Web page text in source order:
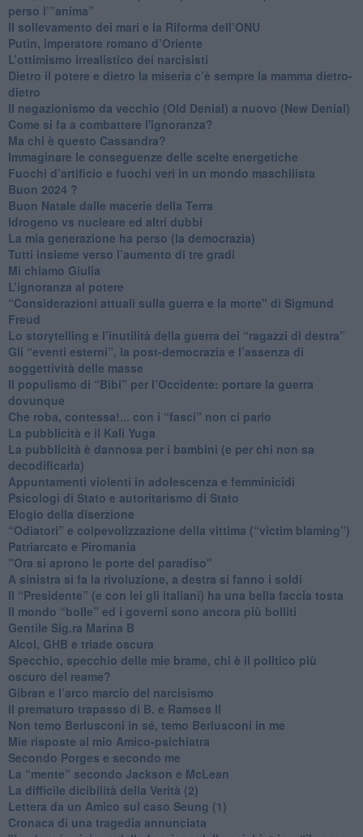
perso l’”anima”
​Il sollevamento dei mari e la Riforma dell’ONU
Putin, imperatore romano d’Oriente
​L’ottimismo irrealistico dei narcisisti
​Dietro il potere e dietro la miseria c’è sempre la mamma dietro-
dietro
Il negazionismo da vecchio (Old Denial) a nuovo (New Denial)
Come si fa a combattere l'ignoranza?
Ma chi è questo Cassandra?
Immaginare le conseguenze delle scelte energetiche
​Fuochi d’artificio e fuochi veri in un mondo maschilista
Buon 2024 ?
​Buon Natale dalle macerie della Terra
​Idrogeno vs nucleare ed altri dubbi
​La mia generazione ha perso (la democrazia)
​Tutti insieme verso l’aumento di tre gradi
Mi chiamo Giulia
L’ignoranza al potere
​“Considerazioni attuali sulla guerra e la morte" di Sigmund
Freud
​Lo storytelling e l’inutilità della guerra dei “ragazzi di destra”
​Gli “eventi esterni”, la post-democrazia e l’assenza di
soggettività delle masse
​Il populismo di “Bibi” per l’Occidente: portare la guerra
dovunque
​Che roba, contessa!... con i “fasci” non ci parlo
La pubblicità e il Kali Yuga
​La pubblicità è dannosa per i bambini (e per chi non sa
decodificarla)
​Appuntamenti violenti in adolescenza e femminicidi
​Psicologi di Stato e autoritarismo di Stato
Elogio della diserzione
“Odiatori” e colpevolizzazione della vittima (“victim blaming”)
​Patriarcato e Piromania
"Ora si aprono le porte del paradiso"
​A sinistra si fa la rivoluzione, a destra si fanno i soldi
​Il “Presidente” (e con lei gli italiani) ha una bella faccia tosta
​Il mondo “bolle” ed i governi sono ancora più bolliti
​Gentile Sig.ra Marina B
​Alcol, GHB e triade oscura
​Specchio, specchio delle mie brame, chi è il politico più
oscuro del reame?
​Gibran e l’arco marcio del narcisismo
​Il prematuro trapasso di B. e Ramses II
​Non temo Berlusconi in sé, temo Berlusconi in me
​Mie risposte al mio Amico-psichiatra
​Secondo Porges e secondo me
​La “mente” secondo Jackson e McLean
La difficile dicibilità della Verità (2)
​Lettera da un Amico sul caso Seung (1)
​Cronaca di una tragedia annunciata